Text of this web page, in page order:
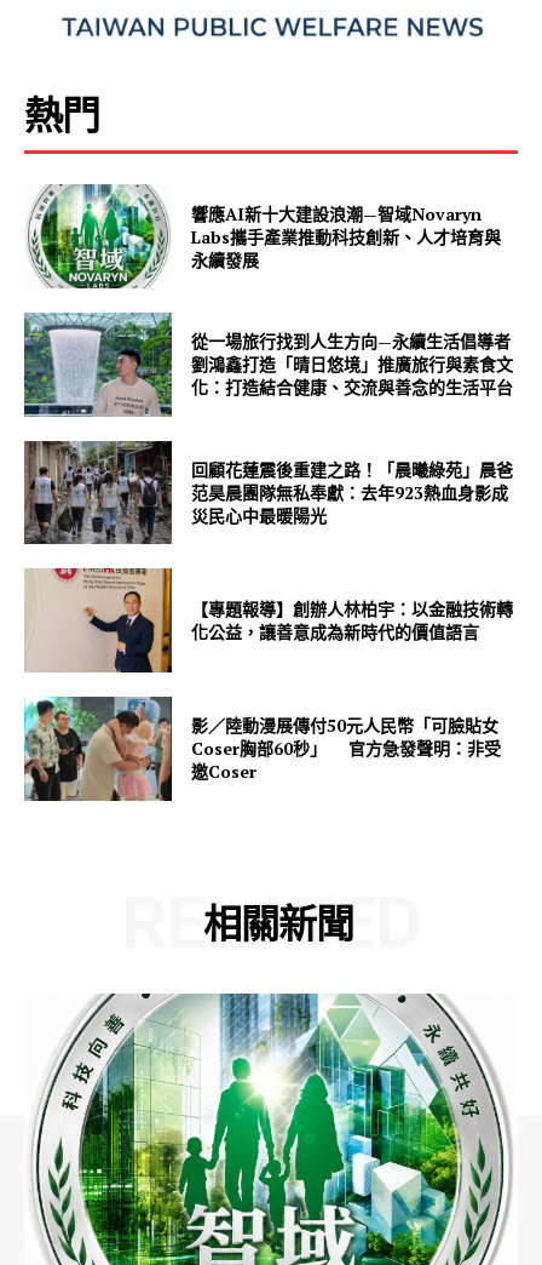
熱門
響應AI新十大建設浪潮—智域Novaryn
Labs攜手產業推動科技創新、人才培育與
永續發展
從一場旅行找到人生方向—永續生活倡導者
劉鴻鑫打造「晴日悠境」推廣旅行與素食文
化：打造結合健康、交流與善念的生活平台
回顧花蓮震後重建之路！「晨曦綠苑」晨爸
范昊晨團隊無私奉獻：去年923熱血身影成
災民心中最暖陽光
【專題報導】創辦人林柏宇：以金融技術轉
化公益，讓善意成為新時代的價值語言
影／陸動漫展傳付50元人民幣「可臉貼女
Coser胸部60秒」 官方急發聲明：非受
邀Coser
相關新聞
RELATED